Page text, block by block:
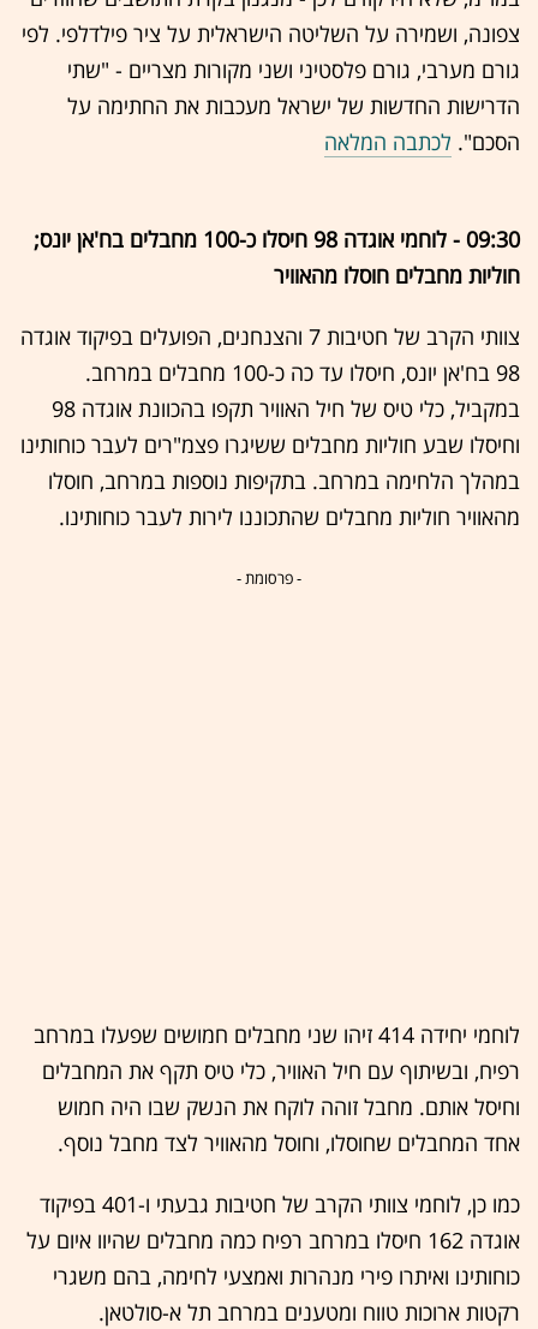
צפונה, ושמירה על השליטה הישראלית על ציר פילדלפי. לפי
גורם מערבי, גורם פלסטיני ושני מקורות מצריים - "שתי
הדרישות החדשות של ישראל מעכבות את החתימה על
הסכם". לכתבה המלאה
09:30 - לוחמי אוגדה 98 חיסלו כ-100 מחבלים בח'אן יונס;
חוליות מחבלים חוסלו מהאוויר
צוותי הקרב של חטיבות 7 והצנחנים, הפועלים בפיקוד אוגדה
98 בח'אן יונס, חיסלו עד כה כ-100 מחבלים במרחב.
במקביל, כלי טיס של חיל האוויר תקפו בהכוונת אוגדה 98
וחיסלו שבע חוליות מחבלים ששיגרו פצמ"רים לעבר כוחותינו
במהלך הלחימה במרחב. בתקיפות נוספות במרחב, חוסלו
מהאוויר חוליות מחבלים שהתכוננו לירות לעבר כוחותינו.
- פרסומת -
לוחמי יחידה 414 זיהו שני מחבלים חמושים שפעלו במרחב
רפיח, ובשיתוף עם חיל האוויר, כלי טיס תקף את המחבלים
וחיסל אותם. מחבל זוהה לוקח את הנשק שבו היה חמוש
אחד המחבלים שחוסלו, וחוסל מהאוויר לצד מחבל נוסף.
כמו כן, לוחמי צוותי הקרב של חטיבות גבעתי ו-401 בפיקוד
אוגדה 162 חיסלו במרחב רפיח כמה מחבלים שהיוו איום על
כוחותינו ואיתרו פירי מנהרות ואמצעי לחימה, בהם משגרי
רקטות ארוכות טווח ומטענים במרחב תל א-סולטאן.